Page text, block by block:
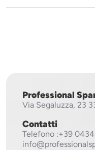
Professional
Via Segaluzza, 23
Contatti
Telefono :+39